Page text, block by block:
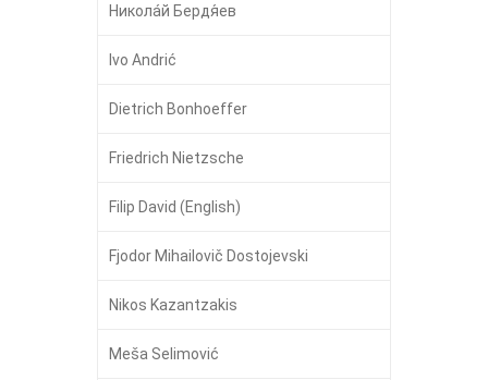
Никола́й Бердя́ев
Ivo Andrić
Dietrich Bonhoeffer
Friedrich Nietzsche
Filip David (English)
Fjodor Mihailovič Dostojevski
Nikos Kazantzakis
Meša Selimović